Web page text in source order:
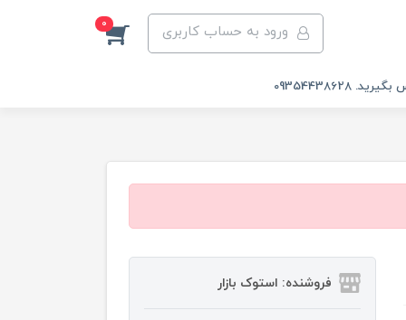
ورود به حساب کاربری 0
فروشنده: استوک بازار